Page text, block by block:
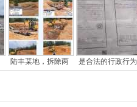
陆丰某地，拆除两 是合法的行政行为